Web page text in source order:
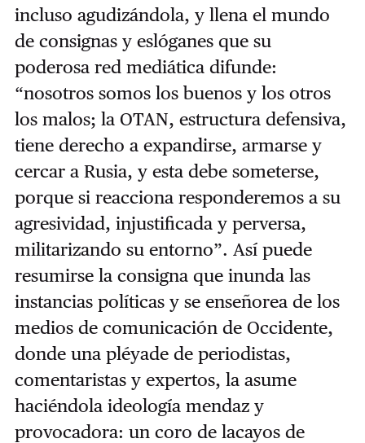
incluso agudizándola, y llena el mundo
de consignas y eslóganes que su
poderosa red mediática difunde:
“nosotros somos los buenos y los otros
los malos; la OTAN, estructura defensiva,
tiene derecho a expandirse, armarse y
cercar a Rusia, y esta debe someterse,
porque si reacciona responderemos a su
agresividad, injustificada y perversa,
militarizando su entorno”. Así puede
resumirse la consigna que inunda las
instancias políticas y se enseñorea de los
medios de comunicación de Occidente,
donde una pléyade de periodistas,
comentaristas y expertos, la asume
haciéndola ideología mendaz y
provocadora: un coro de lacayos de